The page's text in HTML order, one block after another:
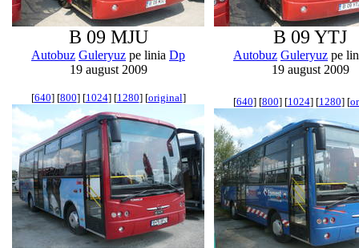
B 09 MJU
Autobuz Guleryuz pe linia Dp
19 august 2009
B 09 YTJ
Autobuz Guleryuz pe
19 august 2009
[640] [800] [1024] [1280] [original] [640] [800] [1024] [1280] [